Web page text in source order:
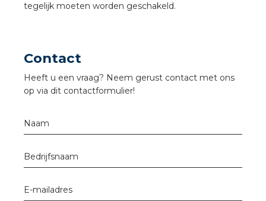
tegelijk moeten worden geschakeld.
Contact
Heeft u een vraag? Neem gerust contact met ons
op via dit contactformulier!
Naam
Bedrijfsnaam
E-mailadres
installeren